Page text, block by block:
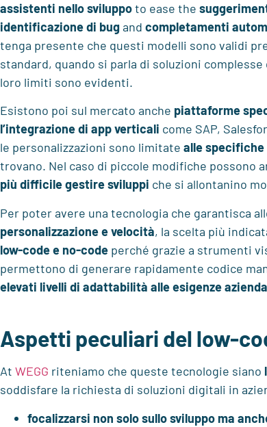
assistenti nello sviluppoto ease the
identificazione di bugand completamenti
tenga presente che questi modelli sono validi
standard, quando si parla di soluzioni
loro limiti sono evidenti.
Esistono poi sul mercato anche piattaforme
l’integrazione di app verticali come SAP,
le personalizzazioni sono limitate alle specifiche
trovano. Nel caso di piccole modifiche possono
più difficile gestire sviluppi che si allontanino
Per poter avere una tecnologia che garantisca
personalizzazione e velocità, la scelta più
low-code e no-code perché grazie a strumenti
permettono di generare rapidamente codice
elevati livelli di adattabilità alle esigenze
Aspetti peculiari del low-
At WEGG riteniamo che queste tecnologie siano
soddisfare la richiesta di soluzioni digitali in
focalizzarsi non solo sullo sviluppo ma